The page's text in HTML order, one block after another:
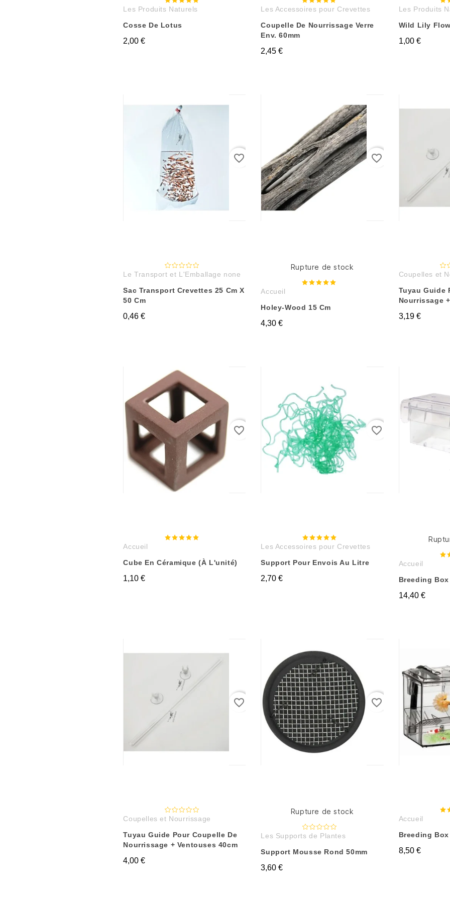
Les Produits Naturels
Cosse De Lotus
2,00 €
Les Accessoires pour Crevettes
Coupelle De Nourrissage Verre
Env. 60mm
2,45 €
Les Produits
Wild Lily
1,00 €
favorite_border
Le Transport et L'Emballage none
Sac Transport Crevettes 25 Cm X
50 Cm
0,46 €
favorite_border
Rupture de stock
Accueil
Holey-Wood 15 Cm
4,30 €
Coupelles et
Tuyau Guide
Nourrissage
3,19 €
favorite_border
Accueil
Cube En Céramique (à L'unité)
1,10 €
favorite_border
Les Accessoires pour Crevettes
Support Pour Envois Au Litre
2,70 €
Accueil
Breeding
14,40 €
favorite_border
Coupelles et Nourrissage
Tuyau Guide Pour Coupelle De
Nourrissage + Ventouses 40cm
4,00 €
favorite_border
Rupture de stock
Les Supports de Plantes
Support Mousse Rond 50mm
3,60 €
Accueil
Breeding
8,50 €